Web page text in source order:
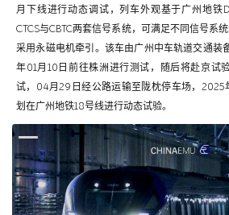
月下线进行动态调试，列车外观基于广州地铁
CTCS与CBTC两套信号系统，可满足不同信号系
采用永磁电机牵引。该车由广州中车轨道交通装
年01月10日前往株洲进行测试，随后将赴京试
试，04月29日经公路运输至陇枕停车场，2025
划在广州地铁18号线进行动态试验。